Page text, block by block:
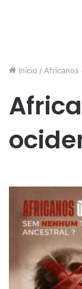
Início / Africanos